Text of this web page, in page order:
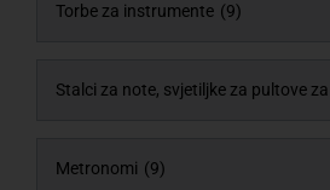
Torbe za instrumente (9)
Metronomi (9)